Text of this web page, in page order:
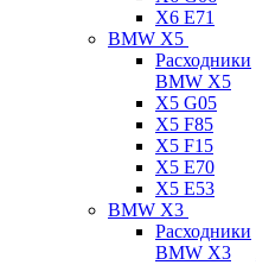
X6 E71
BMW X5
Расходники
BMW X5
X5 G05
X5 F85
X5 F15
X5 E70
X5 E53
BMW X3
Расходники
BMW X3